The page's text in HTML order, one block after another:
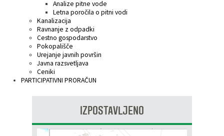
Analize pitne vode
Letna poročila o pitni vodi
Kanalizacija
Ravnanje z odpadki
Cestno gospodarstvo
Pokopališče
Urejanje javnih površin
Javna razsvetljava
Ceniki
PARTICIPATIVNI PRORAČUN
IZPOSTAVLJENO